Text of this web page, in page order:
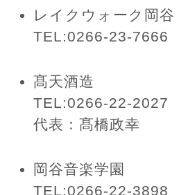
レイクウォーク岡谷
TEL:0266-23-7666
髙天酒造
TEL:0266-22-2027
代表：髙橋政幸
岡谷音楽学園
TEL:0266-22-3898